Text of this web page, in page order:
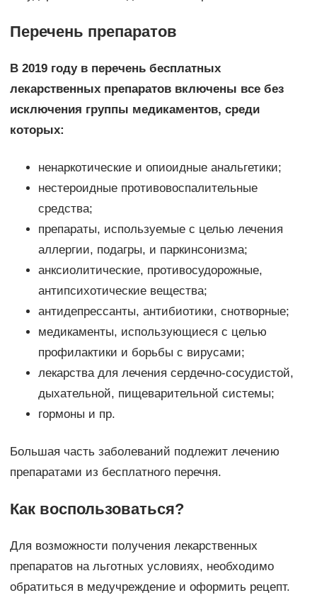
Перечень препаратов
В 2019 году в перечень бесплатных
лекарственных препаратов включены все без
исключения группы медикаментов, среди
которых:
ненаркотические и опиоидные анальгетики;
нестероидные противовоспалительные
средства;
препараты, используемые с целью лечения
аллергии, подагры, и паркинсонизма;
анксиолитические, противосудорожные,
антипсихотические вещества;
антидепрессанты, антибиотики, снотворные;
медикаменты, использующиеся с целью
профилактики и борьбы с вирусами;
лекарства для лечения сердечно-сосудистой,
дыхательной, пищеварительной системы;
гормоны и пр.
Большая часть заболеваний подлежит лечению
препаратами из бесплатного перечня.
Как воспользоваться?
Для возможности получения лекарственных
препаратов на льготных условиях, необходимо
обратиться в медучреждение и оформить рецепт.